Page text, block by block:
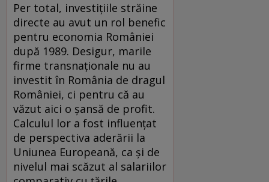
Per total, investiţiile străine
directe au avut un rol benefic
pentru economia României
după 1989. Desigur, marile
firme transnaţionale nu au
investit în România de dragul
României, ci pentru că au
văzut aici o şansă de profit.
Calculul lor a fost influenţat
de perspectiva aderării la
Uniunea Europeană, ca şi de
nivelul mai scăzut al salariilor